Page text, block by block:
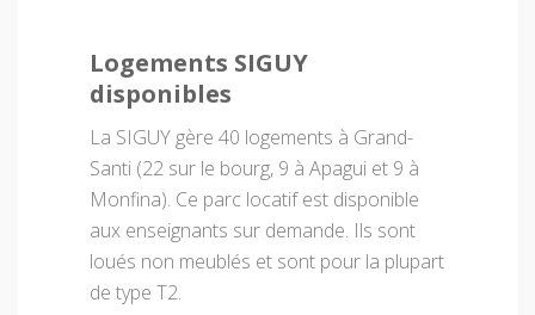
Logements SIGUY
disponibles
La SIGUY gère 40 logements à Grand-
Santi (22 sur le bourg, 9 à Apagui et 9 à
Monfina). Ce parc locatif est disponible
aux enseignants sur demande. Ils sont
loués non meublés et sont pour la plupart
de type T2.